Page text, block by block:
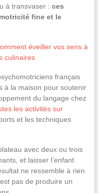
à transvaser : ces
fine et le
éveiller vos sens à
culinaires
français
à la maison pour soutenir
du langage chez
les activités sur
et les techniques
avec deux ou trois
et laisser l’enfant
ne ressemble à rien
pas de produire un